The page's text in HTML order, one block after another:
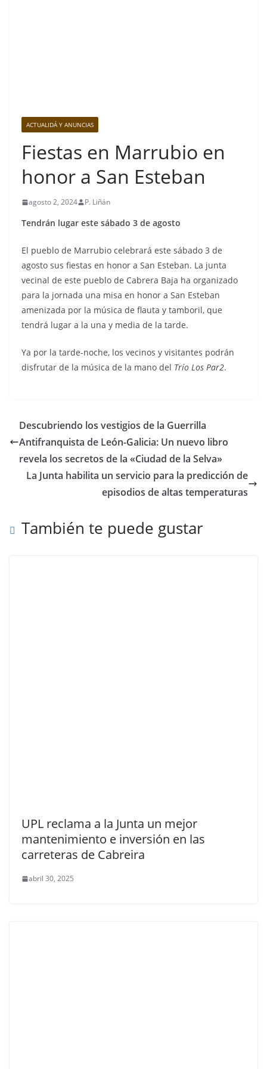
ACTUALIDÁ Y ANUNCIAS
Fiestas en Marrubio en
honor a San Esteban
agosto 2, 2024 P. Liñán
Tendrán lugar este sábado 3 de agosto
El pueblo de Marrubio celebrará este sábado 3 de
agosto sus fiestas en honor a San Esteban. La junta
vecinal de este pueblo de Cabrera Baja ha organizado
para la jornada una misa en honor a San Esteban
amenizada por la música de flauta y tamboril, que
tendrá lugar a la una y media de la tarde.
Ya por la tarde-noche, los vecinos y visitantes podrán
disfrutar de la música de la mano del Trío Los Par2.
Descubriendo los vestigios de la Guerrilla
Antifranquista de León-Galicia: Un nuevo libro
revela los secretos de la «Ciudad de la Selva»
La Junta habilita un servicio para la predicción de
episodios de altas temperaturas
También te puede gustar
UPL reclama a la Junta un mejor
mantenimiento e inversión en las
carreteras de Cabreira
abril 30, 2025